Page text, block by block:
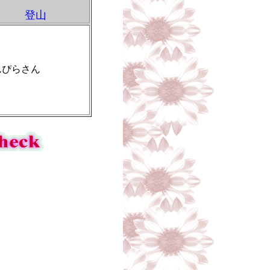
登山
らさん